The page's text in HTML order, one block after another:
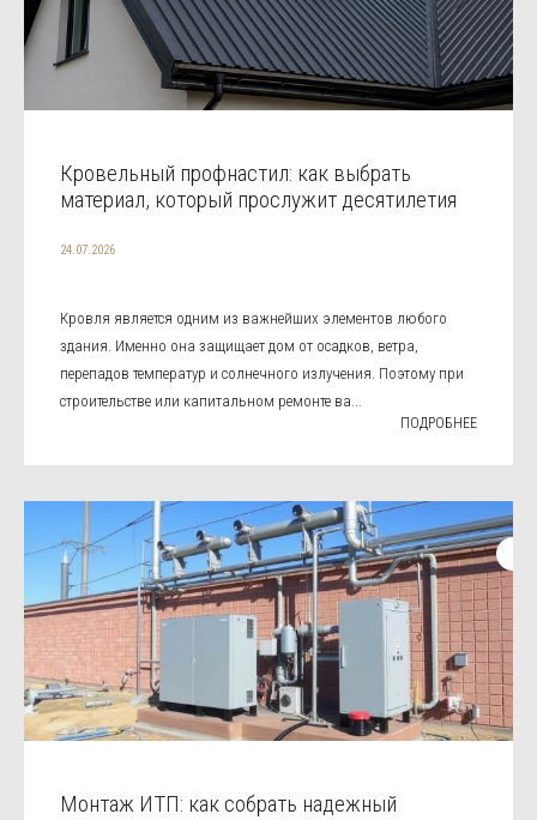
Кровельный профнастил: как выбрать
материал, который прослужит десятилетия
24.07.2026
Кровля является одним из важнейших элементов любого
здания. Именно она защищает дом от осадков, ветра,
перепадов температур и солнечного излучения. Поэтому при
строительстве или капитальном ремонте ва...
ПОДРОБНЕЕ
Монтаж ИТП: как собрать надежный